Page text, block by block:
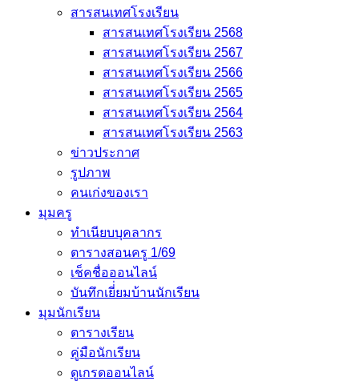
สารสนเทศโรงเรียน
สารสนเทศโรงเรียน 2568
สารสนเทศโรงเรียน 2567
สารสนเทศโรงเรียน 2566
สารสนเทศโรงเรียน 2565
สารสนเทศโรงเรียน 2564
สารสนเทศโรงเรียน 2563
ข่าวประกาศ
รูปภาพ
คนเก่งของเรา
มุมครู
ทำเนียบบุคลากร
ตารางสอนครู 1/69
เช็คชื่อออนไลน์
บันทึกเยี่่ยมบ้านนักเรียน
มุมนักเรียน
ตารางเรียน
คู่มือนักเรียน
ดูเกรดออนไลน์